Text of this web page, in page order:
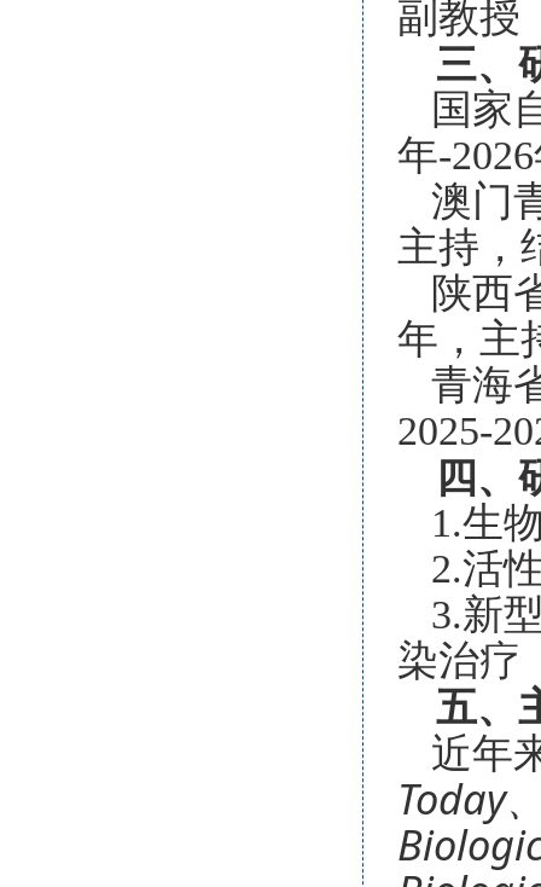
副教授
三、
国家
年-
澳门
主持，
陕西
年，主
青海
2025-
四、
1.生
2.活
3.新
染治疗
五、
近年
Today